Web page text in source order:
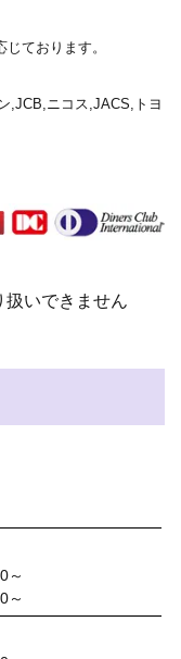
ております。
,JCB,ニコス,JACS,トヨ
いできません